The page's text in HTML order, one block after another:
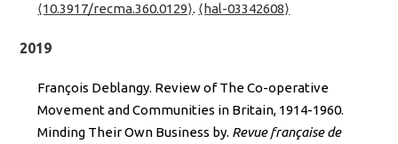
⟨10.3917/recma.360.0129⟩. ⟨hal-03342608⟩
2019
François Deblangy. Review of The Co-operative
Movement and Communities in Britain, 1914-1960.
Minding Their Own Business by. Revue française de